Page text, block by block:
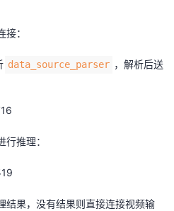
：
data_source_parser ，解析后送
推理：
结果，没有结果则直接连接视频输